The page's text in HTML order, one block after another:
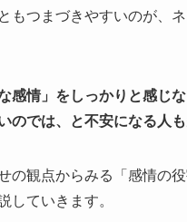
もつまづきやすいのが、
感情」をしっかりと感じ
のでは、と不安になる人
の観点からみる「感情の
していきます。